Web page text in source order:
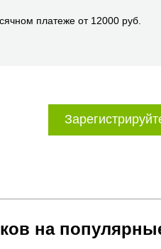
платеже от 12000 руб.
на